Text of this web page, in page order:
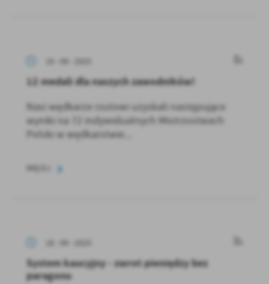
19 - 09 - 2025
12 medali dla naszych zawodników!
Nasi wędkarze rzutowi uzyskali następujące
wyniki na 72 indywidualnych Mistrzostwach
Polski w wędkarstwie...
18 - 09 - 2025
System kaucyjny - zwrot pieniędzy bez
paragonu